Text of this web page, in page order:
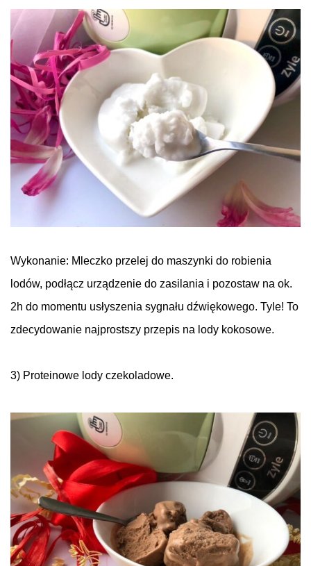
Wykonanie: Mleczko przelej do maszynki do robienia
lodów, podłącz urządzenie do zasilania i pozostaw na ok.
2h do momentu usłyszenia sygnału dźwiękowego. Tyle! To
zdecydowanie najprostszy przepis na lody kokosowe.
3) Proteinowe lody czekoladowe.